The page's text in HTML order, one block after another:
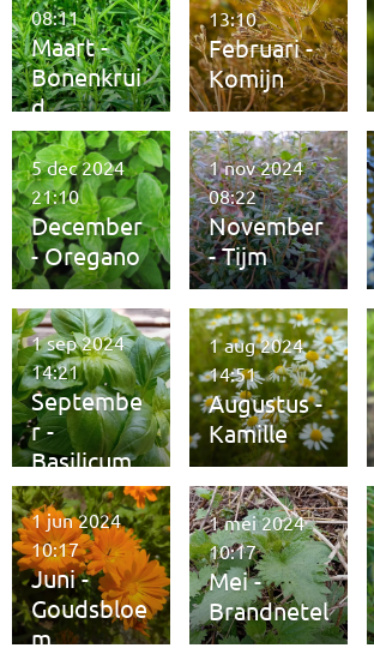
Maart -
Bonenkrui
d
08:11
Februari -
Komijn
13:10
December
- Oregano
5 dec 2024
21:10
November
- Tijm
1 nov 2024
08:22
Septembe
r -
Basilicum
1 sep 2024
14:21
Augustus -
Kamille
1 aug 2024
14:51
Juni -
Goudsbloe
m
1 jun 2024
10:17
Mei -
Brandnetel
1 mei 2024
10:17